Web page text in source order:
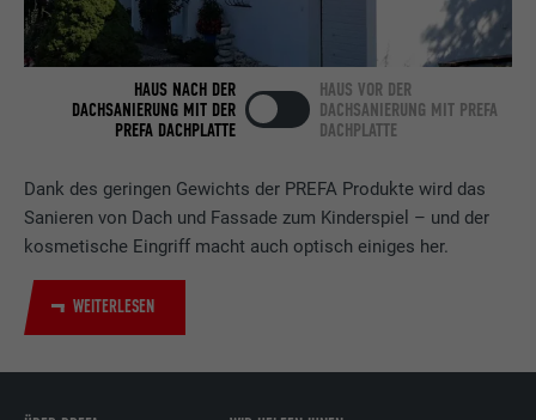
Dank des geringen Gewichts der PREFA Produkte wird das
Sanieren von Dach und Fassade zum Kinderspiel – und der
kosmetische Eingriff macht auch optisch einiges her.
WEITERLESEN
HAUS NACH DER
DACHSANIERUNG MIT DER
PREFA DACHPLATTE
HAUS VOR DER
DACHSANIERUNG MIT PREFA
DACHPLATTE
Zweck
Verwendet vom Social-Networking-Dienst
LinkedIn für die Verfolgung der
Verwendung von eingebetteten
Dienstleistungen.
Anbieter LinkedIn
Laufzeit 29 Tage
Wird verwendet, um Besucher auf